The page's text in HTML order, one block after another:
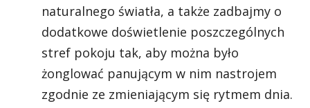
naturalnego światła, a także zadbajmy o
dodatkowe doświetlenie poszczególnych
stref pokoju tak, aby można było
żonglować panującym w nim nastrojem
zgodnie ze zmieniającym się rytmem dnia.